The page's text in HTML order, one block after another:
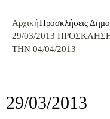
ΑρχικήΠροσκλήσεις
29/03/2013
ΤΗΝ 04/04/2013
29/03/2013